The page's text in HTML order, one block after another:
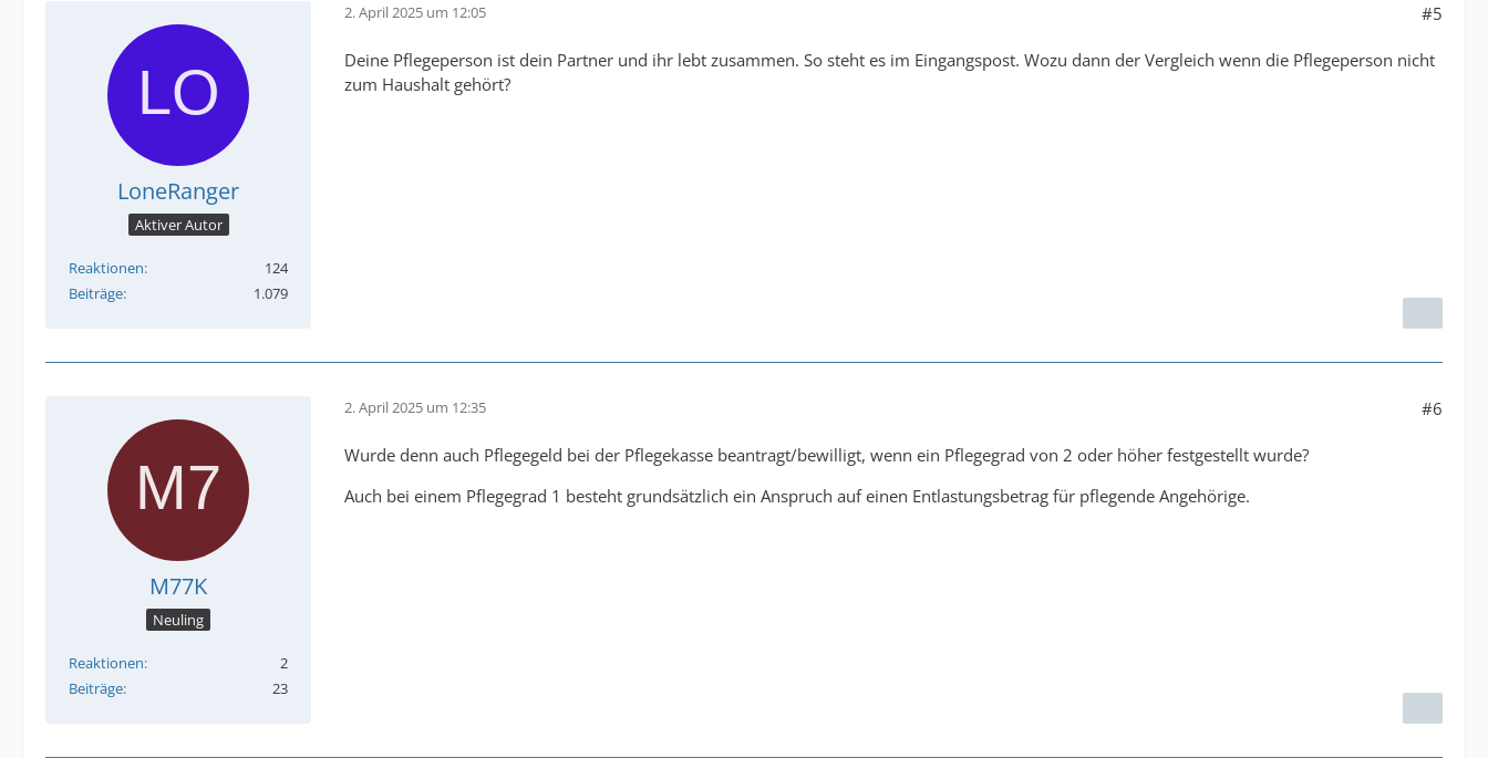
LoneRanger
Aktiver Autor
Reaktionen
124
Beiträge
1.079
2. April 2025 um 12:05 #5
Deine Pflegeperson ist dein Partner und ihr lebt zusammen. So steht es im Eingangspost. Wozu dann der Vergleich wenn die Pflegeperson nicht
zum Haushalt gehört?
M77K
Neuling
Reaktionen
2
Beiträge
23
2. April 2025 um 12:35 #6
Wurde denn auch Pflegegeld bei der Pflegekasse beantragt/bewilligt, wenn ein Pflegegrad von 2 oder höher festgestellt wurde?
Auch bei einem Pflegegrad 1 besteht grundsätzlich ein Anspruch auf einen Entlastungsbetrag für pflegende Angehörige.